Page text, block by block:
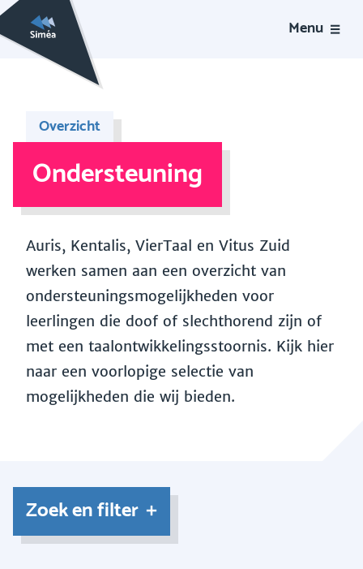
Menu
Overzicht
Ondersteuning
Auris, Kentalis, VierTaal en Vitus Zuid
werken samen aan een overzicht van
ondersteuningsmogelijkheden voor
leerlingen die doof of slechthorend zijn of
met een taalontwikkelingsstoornis. Kijk hier
naar een voorlopige selectie van
mogelijkheden die wij bieden.
Zoek en filter